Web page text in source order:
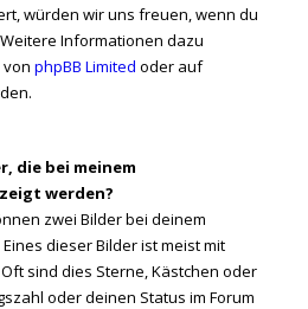
würden wir uns freuen, wenn du
Informationen dazu
phpBB Limited oder auf
die bei meinem
werden?
zwei Bilder bei deinem
dieser Bilder ist meist mit
sind dies Sterne, Kästchen oder
oder deinen Status im Forum